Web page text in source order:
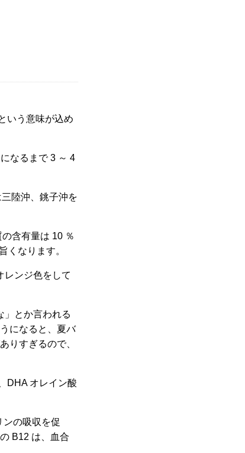
いう意味が込め
なるまで 3 ～ 4
陸沖、銚子沖を
含有量は 10 ％
くなります。
レンジ色をして
」とか言われる
になると、夏バ
りすぎるので、
DHA オレイン酸
ンの吸収を促
B12 は、血合